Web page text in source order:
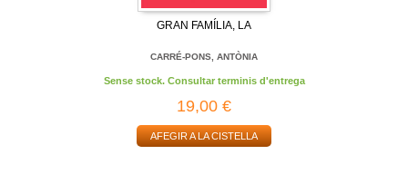
GRAN FAMÍLIA, LA
CARRÉ-PONS, ANTÒNIA
Sense stock. Consultar terminis d'entrega
19,00 €
AFEGIR A LA CISTELLA